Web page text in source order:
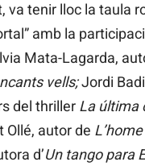
va tenir lloc la taula
amb la
Mata-Lagarda,
vells;Jordi
del thriller La última
Ollé, autor de
d’Un tango para